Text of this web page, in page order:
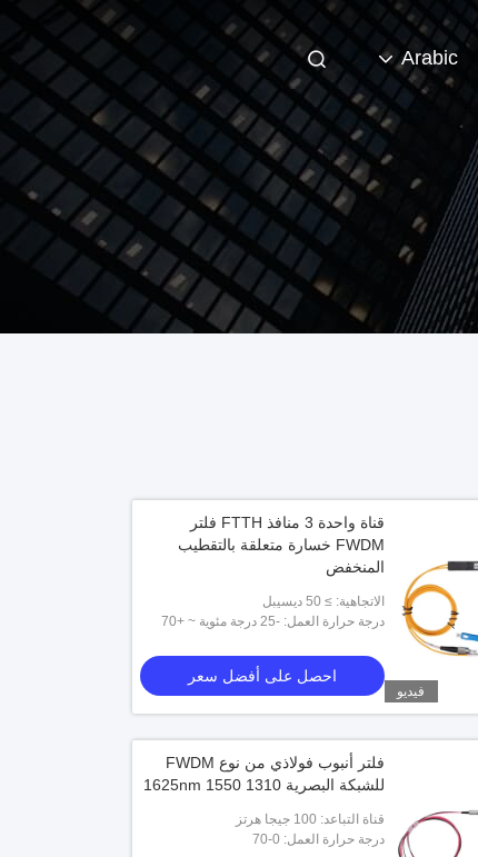
Arabic
فيديو
قناة واحدة 3 منافذ FTTH فلتر
FWDM خسارة متعلقة بالتقطيب
المنخفض
الاتجاهية: ≥ 50 ديسيبل
درجة حرارة العمل: -25 درجة مئوية ~ +70
احصل على أفضل سعر
فلتر أنبوب فولاذي من نوع FWDM
للشبكة البصرية 1310 1550 1625nm
قناة التباعد: 100 جيجا هرتز
درجة حرارة العمل: 0-70